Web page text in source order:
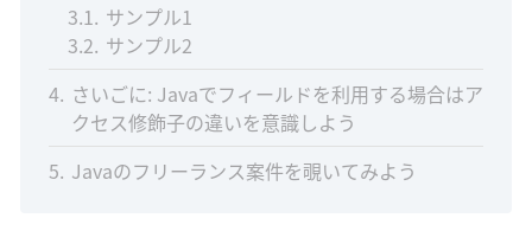
3.1 サンプル1
3.2 サンプル2
4 さいごに: Javaでフィールドを利用する場合はア
クセス修飾子の違いを意識しよう
5 Javaのフリーランス案件を覗いてみよう